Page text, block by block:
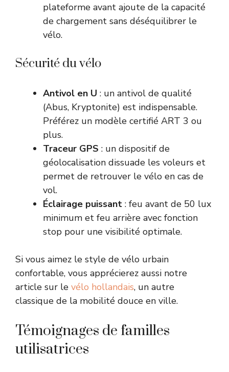
plateforme avant ajoute de la capacité
de chargement sans déséquilibrer le
vélo.
Sécurité du vélo
Antivol en U : un antivol de qualité
(Abus, Kryptonite) est indispensable.
Préférez un modèle certifié ART 3 ou
plus.
Traceur GPS : un dispositif de
géolocalisation dissuade les voleurs et
permet de retrouver le vélo en cas de
vol.
Éclairage puissant : feu avant de 50 lux
minimum et feu arrière avec fonction
stop pour une visibilité optimale.
Si vous aimez le style de vélo urbain
confortable, vous apprécierez aussi notre
article sur le vélo hollandais, un autre
classique de la mobilité douce en ville.
Témoignages de familles
utilisatrices